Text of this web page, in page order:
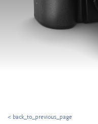
< back_to_previous_page